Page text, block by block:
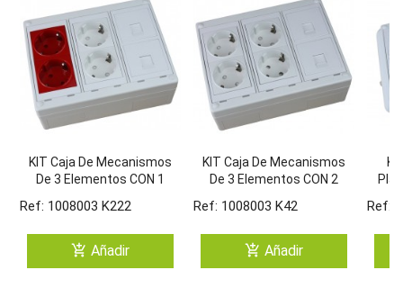
KIT Caja De Mecanismos
De 3 Elementos CON 1
BLANCO + 1 Unid. Shucko
Para 1RJ45
Ref: 1008003 K222
add_shopping_cart Añadir
KIT Caja De Mecanismos
De 3 Elementos CON 2
Led BLANCO + Placa
De 45x45 Para 1RJ45
Ref: 1008003 K42
add_shopping_cart Añadir
Ref: